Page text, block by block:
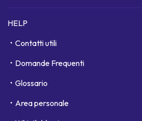
HELP
Contatti utili
Domande Frequenti
Glossario
Area personale